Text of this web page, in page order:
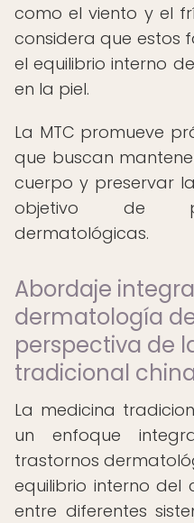
como el viento y el
considera que estos
el equilibrio interno
en la piel.
La MTC promueve
que buscan
cuerpo y preservar
objetivo de
dermatológicas.
Abordaje
dermatología
perspectiva de
tradicional
La medicina
un enfoque
trastornos
equilibrio interno del
entre diferentes